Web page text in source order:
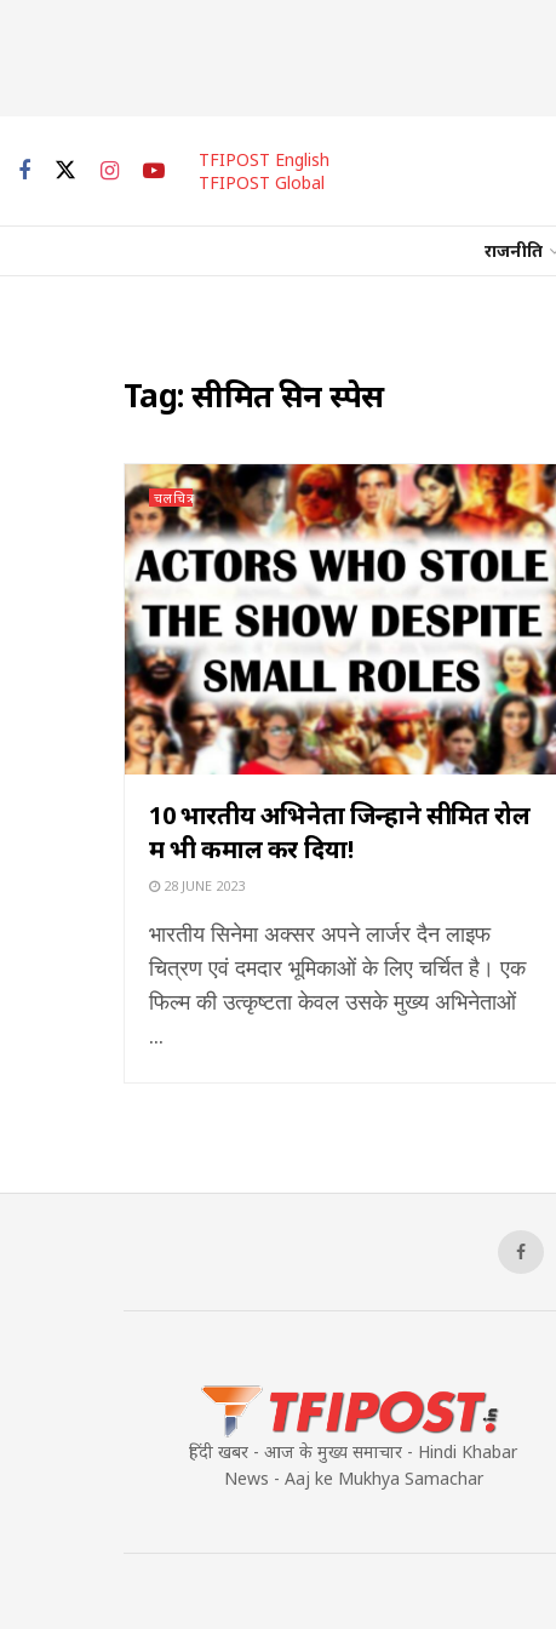
TFIPOST English
TFIPOST Global
राजनीति
Tag:सीमित स्क्रीन स्पेस
चलचित्र
10 भारतीय अभिनेता जिन्होंने सीमित रोल
में भी कमाल कर दिया!
28 JUNE 2023
भारतीय सिनेमा अक्सर अपने लार्जर दैन लाइफ
चित्रण एवं दमदार भूमिकाओं के लिए चर्चित है। एक
फिल्म की उत्कृष्टता केवल उसके मुख्य अभिनेताओं
...
हिंदी खबर - आज के मुख्य समाचार - Hindi Khabar
News - Aaj ke Mukhya Samachar